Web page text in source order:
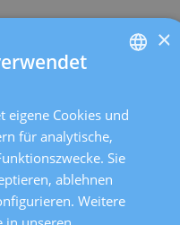
CATALÀ
DEUTSCH
×
eigene Cookies und
für analytische,
Sie
ablehnen
Weitere